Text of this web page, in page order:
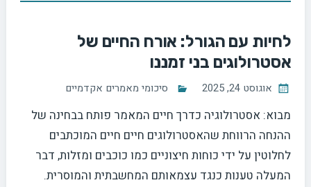
לחיות עם הגורל: אורח החיים של
אסטרולוגים בני זמננו
אוגוסט 24, 2025 סיכומי מאמרים אקדמיים
מבוא: אסטרולוגיה כדרך חיים המאמר פותח בבחינה של
ההנחה הרווחת שהאסטרולוגים חיים חיים המוכתבים
לחלוטין על ידי כוחות חיצוניים כמו כוכבים ומזלות, דבר
המעלה טענות כנגד עצמאותם המחשבתית והמוסרית.